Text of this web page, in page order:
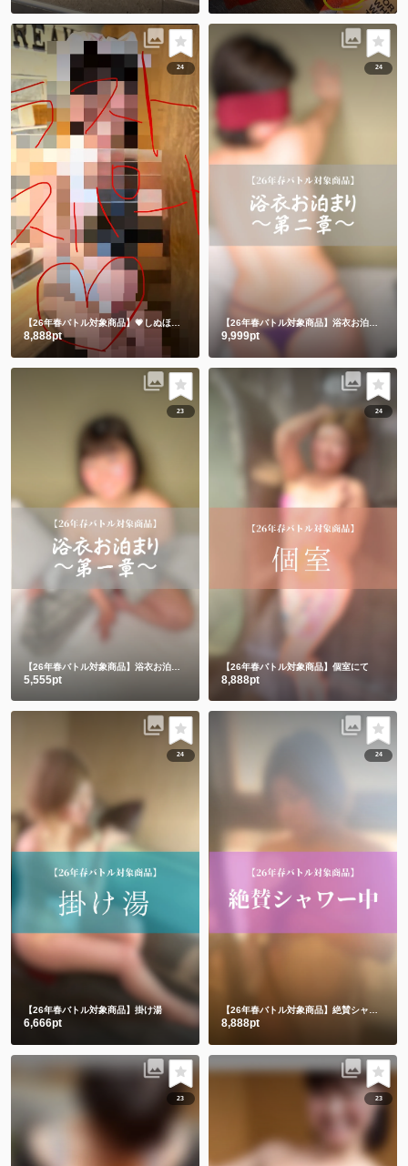
24
【26年春バトル対象商品】💗しぬほど恥ずかしかった💗うさちゃんメイド💗
8,888pt
24
【26年春バトル対象商品】浴衣お泊まり〜第二章〜
9,999pt
23
【26年春バトル対象商品】浴衣お泊まり〜第一章〜
5,555pt
24
【26年春バトル対象商品】個室にて
8,888pt
24
【26年春バトル対象商品】掛け湯
6,666pt
24
【26年春バトル対象商品】絶賛シャワー中。。。
8,888pt
23 23